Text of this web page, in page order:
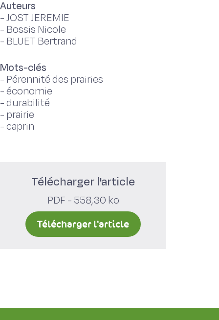
Auteurs
-JOST JEREMIE
- Bossis Nicole
- BLUET Bertrand
Mots-clés
- Pérennité des prairies
-économie
-durabilité
- prairie
-caprin
Télécharger l'article
PDF - 558,30 ko
Télécharger l'article